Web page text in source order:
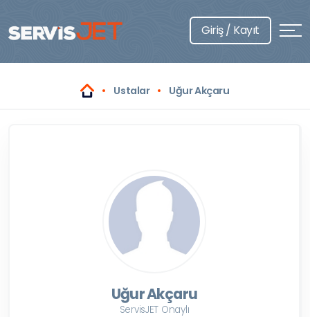
Giriş / Kayıt
Ustalar Uğur Akçaru
Uğur Akçaru
ServisJET Onaylı